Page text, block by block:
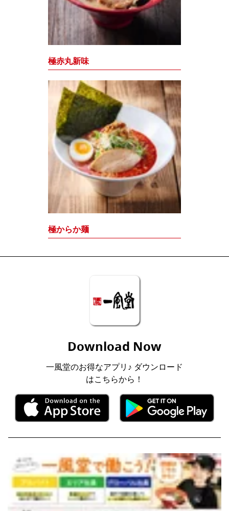
極赤丸新味
極からか麺
Download Now
一風堂のお得なアプリ♪ ダウンロード
はこちらから！